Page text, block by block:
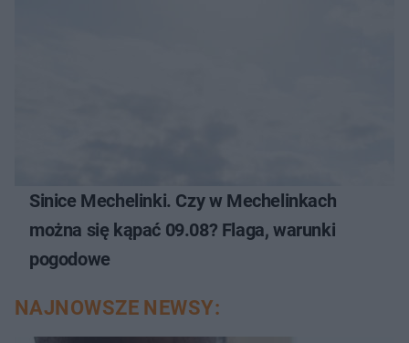
Sinice Mechelinki. Czy w Mechelinkach
można się kąpać 09.08? Flaga, warunki
pogodowe
NAJNOWSZE NEWSY: